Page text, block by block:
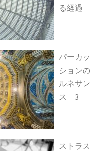
る経過
パーカッ
ションの
ルネサン
ス 3
ストラス